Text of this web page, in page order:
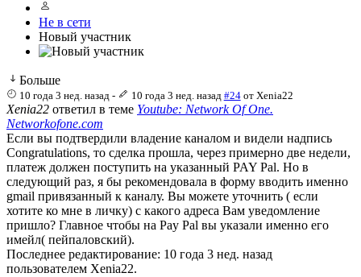
Не в сети
Новый участник
Больше
10 года 3 нед. назад - 10 года 3 нед. назад #24 от Xenia22
Xenia22 ответил в теме Youtube: Network Of One.
Networkofone.com
Если вы подтвердили владение каналом и видели надпись
Congratulations, то сделка прошла, через примерно две недели,
платеж должен поступить на указанный PAY Pal. Но в
следующий раз, я бы рекомендовала в форму вводить именно
gmail привязанный к каналу. Вы можете уточнить ( если
хотите ко мне в личку) с какого адреса Вам уведомление
пришло? Главное чтобы на Pay Pal вы указали именно его
имейл( пейпаловский).
Последнее редактирование: 10 года 3 нед. назад
пользователем Xenia22.